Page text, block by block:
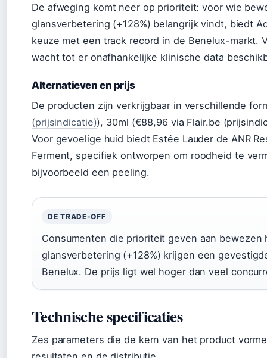
De afweging komt neer op prioriteit: voor wie
glansverbetering (+128%) belangrijk vindt, biedt
keuze met een track record in de Benelux-markt.
wacht tot er onafhankelijke klinische data
Alternatieven en prijs
De producten zijn verkrijgbaar in verschillende
(prijsindicatie)), 30ml (€88,96 via Flair.be
Voor gevoelige huid biedt Estée Lauder de ANR
Ferment, specifiek ontworpen om roodheid te
bijvoorbeeld een peeling.
DE TRADE-OFF
Consumenten die prioriteit geven aan bewezen
glansverbetering (+128%) krijgen een
Benelux. De prijs ligt wel hoger dan veel
Technische specificaties
Zes parameters die de kern van het product